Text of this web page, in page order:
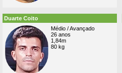
Duarte Coito
Médio / Avançado
26 anos
1,84m
80 kg